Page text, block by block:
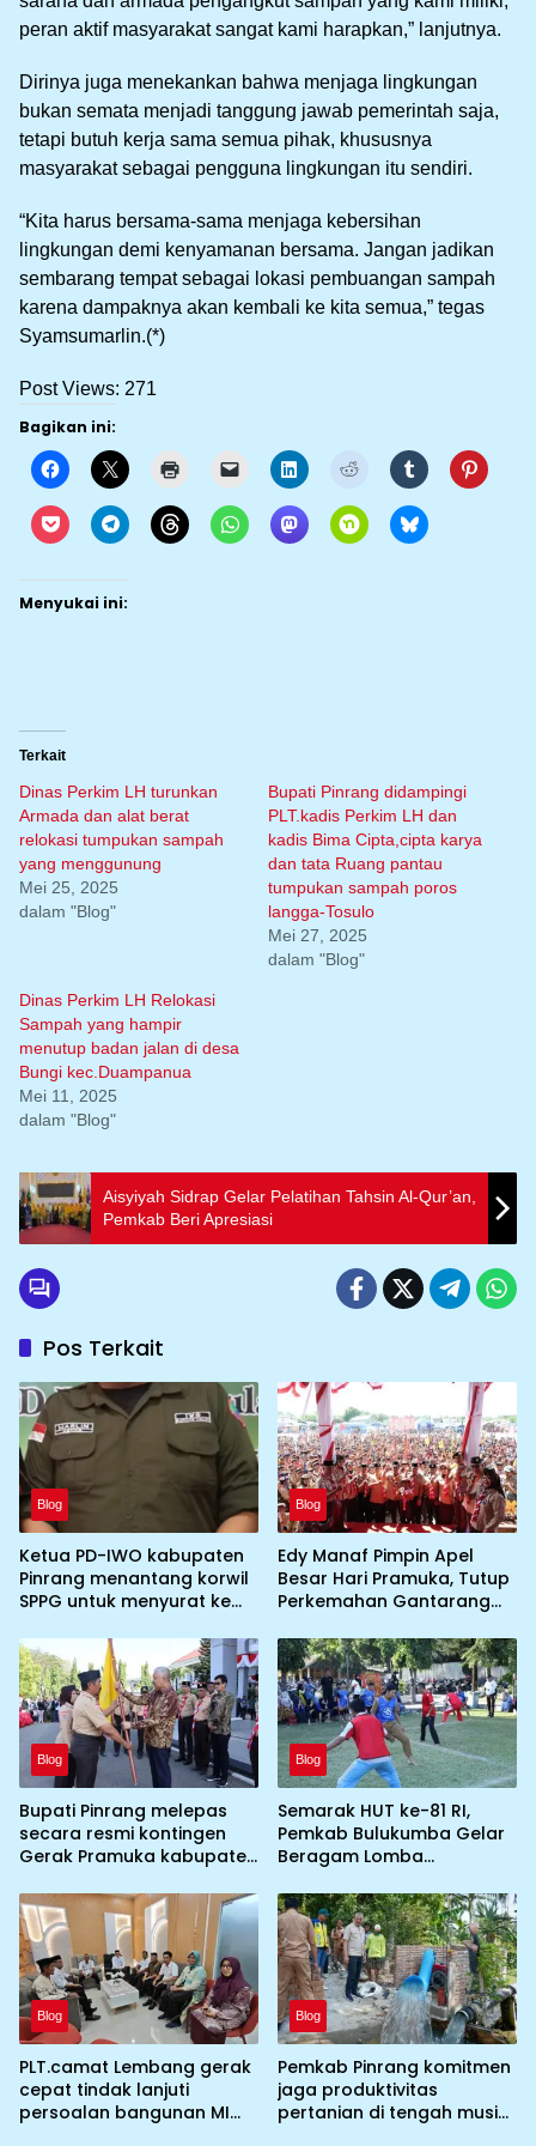
peran aktif masyarakat sangat kami harapkan,” lanjutnya.
Dirinya juga menekankan bahwa menjaga lingkungan
bukan semata menjadi tanggung jawab pemerintah saja,
tetapi butuh kerja sama semua pihak, khususnya
masyarakat sebagai pengguna lingkungan itu sendiri.
“Kita harus bersama-sama menjaga kebersihan
lingkungan demi kenyamanan bersama. Jangan jadikan
sembarang tempat sebagai lokasi pembuangan sampah
karena dampaknya akan kembali ke kita semua,” tegas
Syamsumarlin.(*)
Post Views: 271
Bagikan ini:
Menyukai ini:
Terkait
Dinas Perkim LH turunkan
Armada dan alat berat
relokasi tumpukan sampah
yang menggunung
Mei 25, 2025
dalam "Blog"
Bupati Pinrang didampingi
PLT.kadis Perkim LH dan
kadis Bima Cipta,cipta karya
dan tata Ruang pantau
tumpukan sampah poros
langga-Tosulo
Mei 27, 2025
dalam "Blog"
Dinas Perkim LH Relokasi
Sampah yang hampir
menutup badan jalan di desa
Bungi kec.Duampanua
Mei 11, 2025
dalam "Blog"
Aisyiyah Sidrap Gelar Pelatihan Tahsin Al-Qur’an,
Pemkab Beri Apresiasi
Pos Terkait
Blog
Ketua PD-IWO kabupaten
Pinrang menantang korwil
SPPG untuk menyurat ke
yang tidak memenuhi
syarat standar dan
persyaratan teknis
Blog
Edy Manaf Pimpin Apel
Besar Hari Pramuka, Tutup
Perkemahan Gantarang
Jamnas XII 2026
Blog
Bupati Pinrang melepas
secara resmi kontingen
Gerak Pramuka kabupaten
Nasional ke XII kebumi
perkemahan Cibubur
Blog
Semarak HUT ke-81 RI,
Pemkab Bulukumba Gelar
Beragam Lomba
Olahraga
Blog
PLT.camat Lembang gerak
cepat tindak lanjuti
persoalan bangunan MI
Blog
Pemkab Pinrang komitmen
jaga produktivitas
pertanian di tengah musim